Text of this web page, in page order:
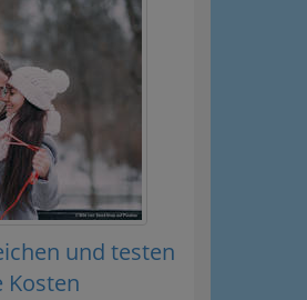
und testen
Kosten